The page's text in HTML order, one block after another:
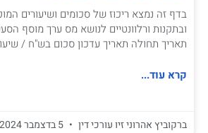
בדף זה נמצא ריכוז של סכומים ושיעורים
ובתקנות ורלוונטיים לנושא מס ערך מוסף
תאריך תחולה תאריך עדכון סכום בש"ח /
קרא עוד...
ברקוביץ אהרוני זיו עורכי דין